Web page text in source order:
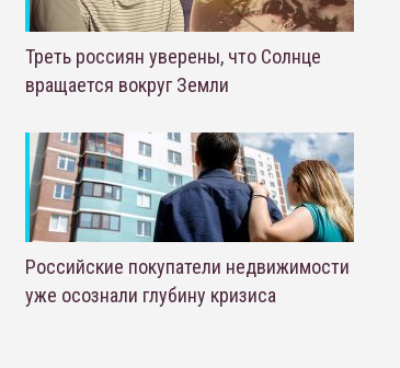
Треть россиян уверены, что Солнце
вращается вокруг Земли
Российские покупатели недвижимости
уже осознали глубину кризиса